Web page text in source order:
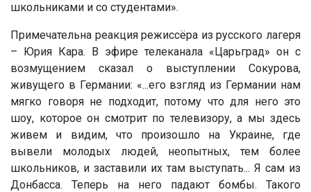
школьниками и со студентами».
Примечательна реакция режиссёра из русского лагеря
– Юрия Кара. В эфире телеканала «Царьград» он с
возмущением сказал о выступлении Сокурова,
живущего в Германии: «...его взгляд из Германии нам
мягко говоря не подходит, потому что для него это
шоу, которое он смотрит по телевизору, а мы здесь
живем и видим, что произошло на Украине, где
вывели молодых людей, неопытных, тем более
школьников, и заставили их там выступать... Я сам из
Донбасса. Теперь на него падают бомбы. Такого